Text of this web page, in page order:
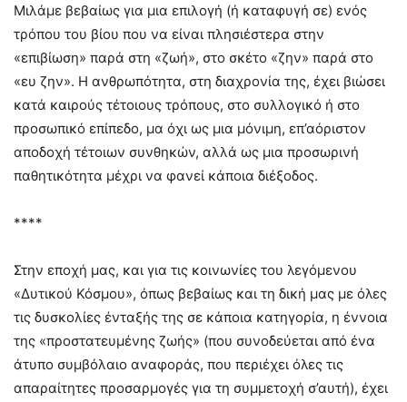
Μιλάμε βεβαίως για μια επιλογή (ή καταφυγή σε) ενός
τρόπου του βίου που να είναι πλησιέστερα στην
«επιβίωση» παρά στη «ζωή», στο σκέτο «ζην» παρά στο
«ευ ζην». Η ανθρωπότητα, στη διαχρονία της, έχει βιώσει
κατά καιρούς τέτοιους τρόπους, στο συλλογικό ή στο
προσωπικό επίπεδο, μα όχι ως μια μόνιμη, επ’αόριστον
αποδοχή τέτοιων συνθηκών, αλλά ως μια προσωρινή
παθητικότητα μέχρι να φανεί κάποια διέξοδος.
****
Στην εποχή μας, και για τις κοινωνίες του λεγόμενου
«Δυτικού Κόσμου», όπως βεβαίως και τη δική μας με όλες
τις δυσκολίες ένταξής της σε κάποια κατηγορία, η έννοια
της «προστατευμένης ζωής» (που συνοδεύεται από ένα
άτυπο συμβόλαιο αναφοράς, που περιέχει όλες τις
απαραίτητες προσαρμογές για τη συμμετοχή σ’αυτή), έχει